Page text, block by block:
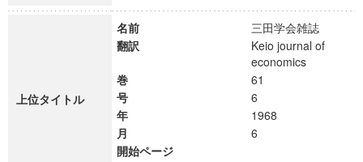
上位タイトル
名前
三田学会雑誌
翻訳
Keio journal of
economics
巻
61
号
6
年
1968
月
6
開始ページ